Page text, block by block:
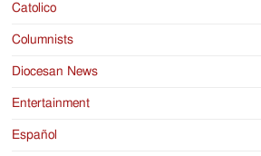
Catolico
Columnists
Diocesan News
Entertainment
Español